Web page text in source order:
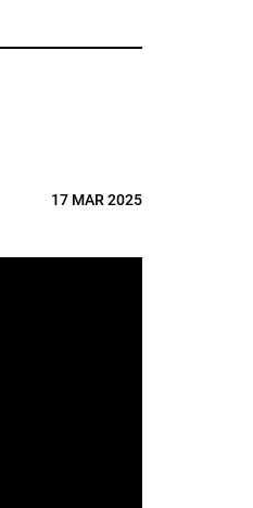
17 MAR 2025